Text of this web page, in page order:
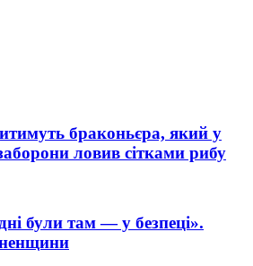
браконьєра, який у
ловив сітками рибу
були там — у безпеці».